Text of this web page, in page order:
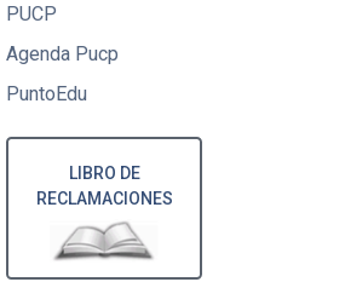
PUCP
Agenda Pucp
PuntoEdu
LIBRO DE
RECLAMACIONES